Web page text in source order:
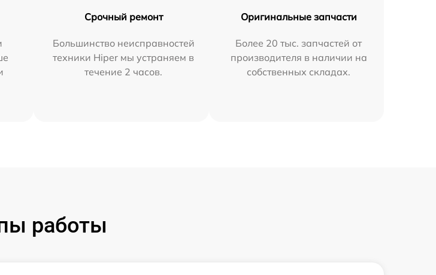
Срочный ремонт
Большинство неисправностей
техники Hiper мы устраняем в
течение 2 часов.
Оригинальные запчасти
Более 20 тыс. запчастей от
производителя в наличии на
собственных складах.
работы